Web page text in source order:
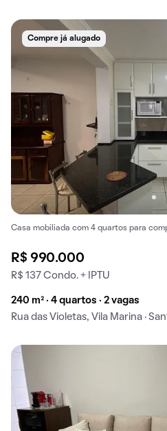
Compre já alugado
Casa mobiliada com 4 quartos para
R$ 990.000
R$ 137 Condo. + IPTU
240 m² · 4 quartos · 2 vagas
Rua das Violetas, Vila Marina ·